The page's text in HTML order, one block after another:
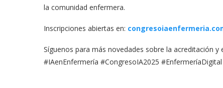
la comunidad enfermera.
Inscripciones abiertas en:
Síguenos para más novedades sobre la acreditación y
#IAenEnfermería #CongresoIA2025 #EnfermeríaDigital